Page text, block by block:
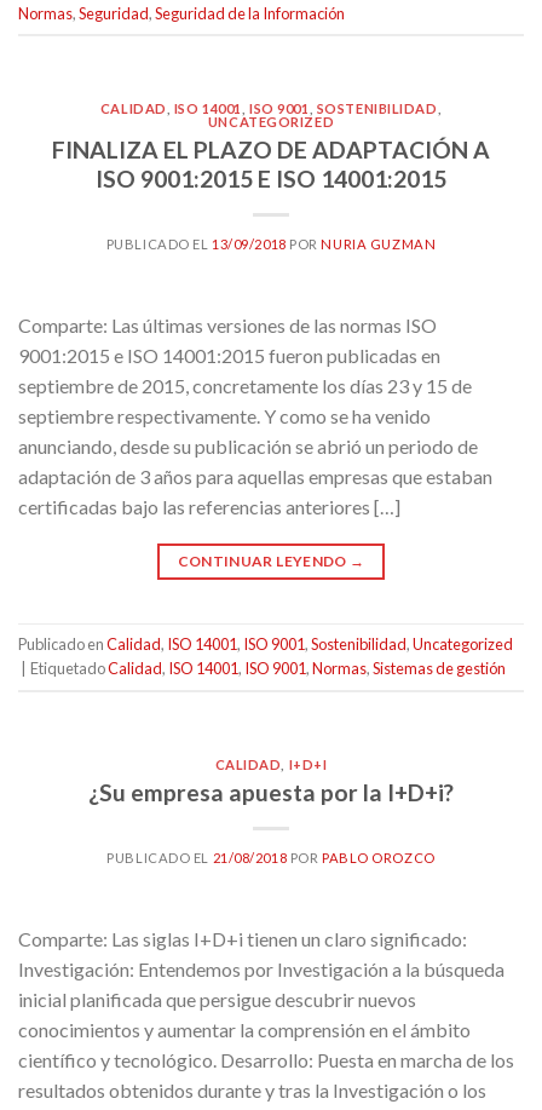
Normas,Seguridad,Seguridad de la Información
CALIDAD ISO 14001 ,ISO 9001 SOSTENIBILIDAD
UNCATEGORIZED
FINALIZA EL PLAZO DE ADAPTACIÓN A
ISO 9001:2015 E ISO 14001:2015
PUBLICADO EL 13/09/2018 PORNURIA GUZMAN
Comparte: Las últimas versiones de las normas ISO
9001:2015 e ISO 14001:2015 fueron publicadas en
septiembre de 2015, concretamente los días 23 y 15 de
septiembre respectivamente. Y como se ha venido
anunciando, desde su publicación se abrió un periodo de
adaptación de 3 años para aquellas empresas que estaban
certificadas bajo las referencias anteriores […]
CONTINUAR LEYENDO →
Publicado enCalidad, ISO 14001, ISO 9001,Sostenibilidad,Uncategorized
EtiquetadoCalidad, ISO 14001, ISO 9001,Normas,Sistemas de gestión
CALIDAD I+D+I
¿Su empresa apuesta por la I+D+i?
PUBLICADO EL 21/08/2018 POR PABLO OROZCO
Comparte: Las siglas I+D+i tienen un claro significado:
Investigación: Entendemos por Investigación a la búsqueda
inicial planificada que persigue descubrir nuevos
conocimientos y aumentar la comprensión en el ámbito
científico y tecnológico. Desarrollo: Puesta en marcha de los
resultados obtenidos durante y tras la Investigación o los